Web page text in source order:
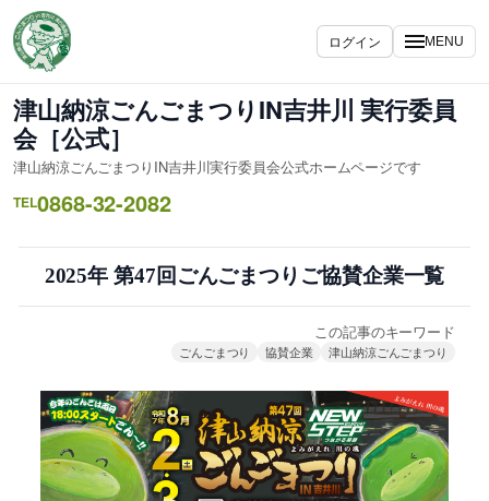
容
を
ス
キ
ッ
プ
ログイン MENU
津山納涼ごんごまつりIN吉井川 実行委員
会［公式］
津山納涼ごんごまつりIN吉井川実行委員会公式ホームページです
TEL0868-32-2082
2025年 第47回ごんごまつりご協賛企業一覧
この記事のキーワード
ごんごまつり 協賛企業 津山納涼ごんごまつり